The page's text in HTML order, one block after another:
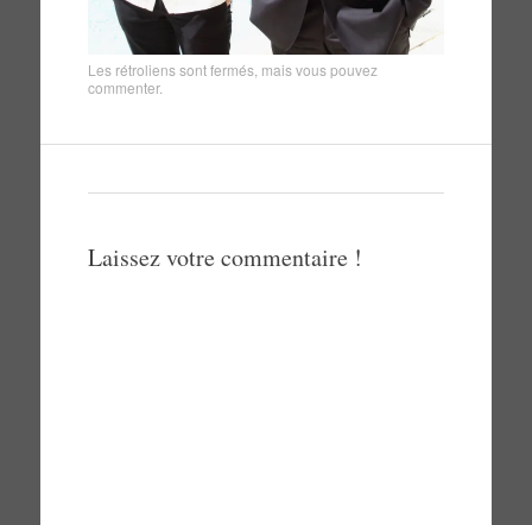
Les rétroliens sont fermés, mais vous pouvez
commenter.
Laissez votre commentaire !